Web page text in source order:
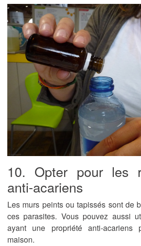
10. Opter pour les
anti-acariens
Les murs peints ou tapissés sont de
ces parasites. Vous pouvez aussi
ayant une propriété anti-acariens
maison.